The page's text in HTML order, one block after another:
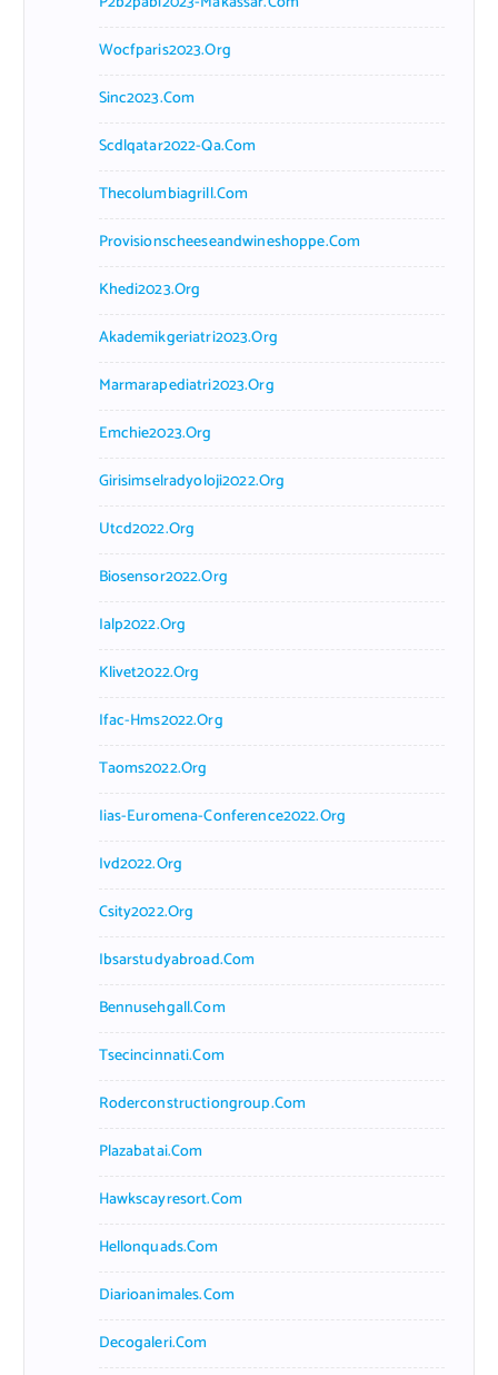
Wocfparis2023.org
Sinc2023.com
Scdlqatar2022-Qa.com
Thecolumbiagrill.com
Provisionscheeseandwineshoppe.com
Khedi2023.org
Akademikgeriatri2023.org
Marmarapediatri2023.org
Emchie2023.org
Girisimselradyoloji2022.org
Utcd2022.org
Biosensor2022.org
Ialp2022.org
Klivet2022.org
Ifac-Hms2022.org
Taoms2022.org
Iias-Euromena-Conference2022.org
Ivd2022.org
Csity2022.org
Ibsarstudyabroad.com
Bennusehgall.com
Tsecincinnati.com
Roderconstructiongroup.com
Plazabatai.com
Hawkscayresort.com
Hellonquads.com
Diarioanimales.com
Decogaleri.com